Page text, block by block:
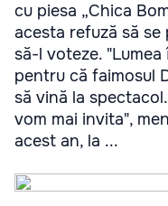
cu piesa „Chica
acesta refuză să
să-l voteze.
pentru că faimosul
să vină la
vom mai invita",
acest an, la ...